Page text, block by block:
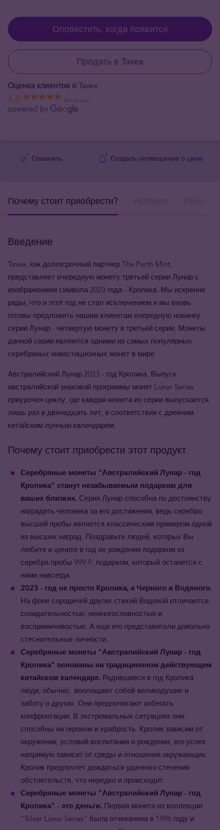
Оповестить, когда появится
Продать в Tavex
Оценка клиентов о Tavex
4,8 667 reviews
Сравнить Создать оповещение о цене
Почему стоит приобрести?
Введение
Tavex, как долгосрочный партнер The Perth Mint,
представляет очередную монету третьей серии Лунар с
изображением символа 2023 года - Кролика. Мы искренне
рады, что и этот год не стал исключением и мы вновь
готовы предложить нашим клиентам очередную новинку
серии Лунар - четвертую монету в третьей серии. Монеты
данной серии являются одними из самых популярных
серебряных инвестиционных монет в мире.
Австралийский Лунар 2023 - год Кролика. Выпуск
австралийской знаковой программы монет Lunar Series
приурочен циклу, где каждая монета из серии выпускается
лишь раз в двенадцать лет, в соответствии с древним
китайским лунным календарем.
Почему стоит приобрести этот продукт
Серебряные монеты "Австралийский Лунар - год
Кролика" станут незабываемым подарком для
ваших близких. Серия Лунар способна по достоинству
наградить человека за его достижения, ведь серебро
высшей пробы является классическим примером одной
из высших наград. Поздравьте людей, которых Вы
любите и цените в год их рождения подарком из
серебра пробы 999.9, подарком, который останется с
ними навсегда.
2023 - год не просто Кролика, а Черного и Водяного.
На фоне сородичей других стихий Водяной отличается
созидательностью, немногословностью и
восприимчивостью. А еще его представители довольно
стеснительные личности.
Серебряные монеты "Австралийский Лунар - год
Кролика" основаны на традиционном действующем
китайском календаре. Родившиеся в год Кролика
люди, обычно, воплощают собой великодушие и
заботу о других. Они предпочитают избегать
конфронтации. В экстремальных ситуациях они
способны на героизм и храбрость. Кролик зависим от
окружения, условий воспитания и рождения, его успех
напрямую зависит от среды и отношения окружающих.
Кролик предпочтет дождаться удачного стечения
обстоятельств, что нередко и происходит.
Серебряные монеты "Австралийский Лунар - год
Кролика" - это деньги. Первая монета из коллекции
"Silver Lunar Series" была отчеканена в 1996 году и